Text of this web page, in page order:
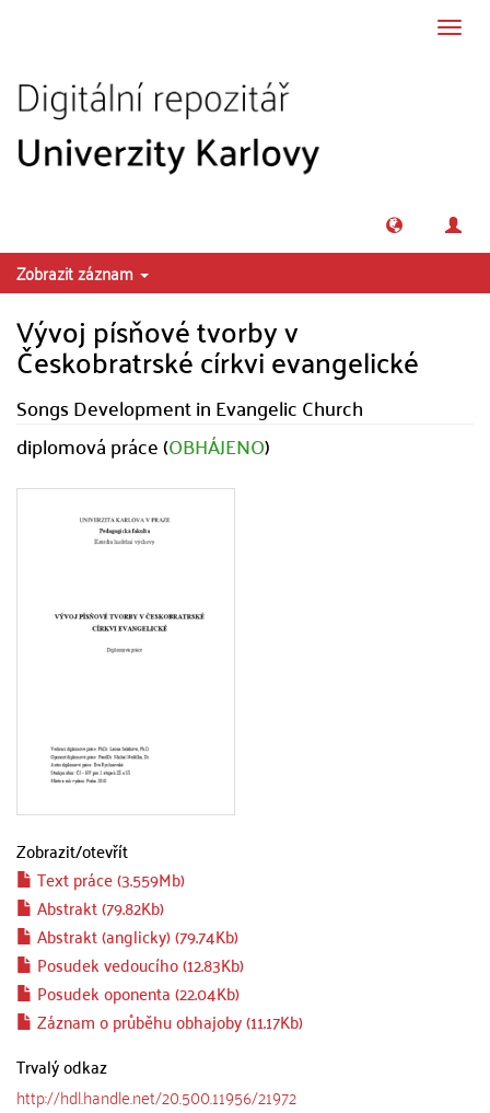
Zobrazit záznam
Vývoj písňové tvorby v
Českobratrské církvi evangelické
Songs Development in Evangelic Church
diplomová práce (OBHÁJENO)
Zobrazit/otevřít
Text práce (3.559Mb)
Abstrakt (79.82Kb)
Abstrakt (anglicky) (79.74Kb)
Posudek vedoucího (12.83Kb)
Posudek oponenta (22.04Kb)
Záznam o průběhu obhajoby (11.17Kb)
Trvalý odkaz
http://hdl.handle.net/20.500.11956/21972